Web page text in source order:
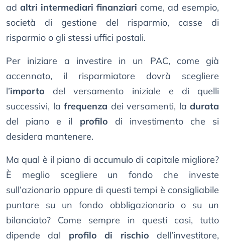
ad altri intermediari finanziari come, ad esempio,
società di gestione del risparmio, casse di
risparmio o gli stessi uffici postali.
Per iniziare a investire in un PAC, come già
accennato, il risparmiatore dovrà scegliere
l’importo del versamento iniziale e di quelli
successivi, la frequenza dei versamenti, la durata
del piano e il profilo di investimento che si
desidera mantenere.
Ma qual è il piano di accumulo di capitale migliore?
È meglio scegliere un fondo che investe
sull’azionario oppure di questi tempi è consigliabile
puntare su un fondo obbligazionario o su un
bilanciato? Come sempre in questi casi, tutto
dipende dal profilo di rischio dell’investitore,